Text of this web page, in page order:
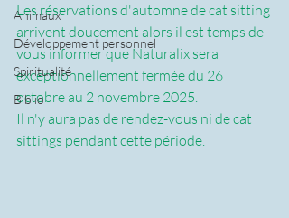
Animaux
Développement personnel
Spiritualité
Biblio
Les réservations d'automne de cat sitting
arrivent doucement alors il est temps de
vous informer que Naturalix sera
exceptionnellement fermée du 26
octobre au 2 novembre 2025.
Il n'y aura pas de rendez-vous ni de cat
sittings pendant cette période.